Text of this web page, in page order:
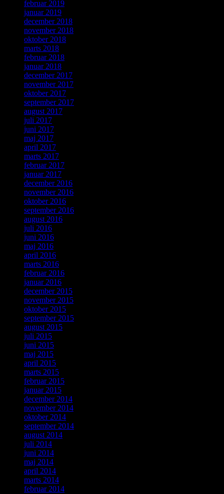
februar 2019
januar 2019
december 2018
november 2018
oktober 2018
marts 2018
februar 2018
januar 2018
december 2017
november 2017
oktober 2017
september 2017
august 2017
juli 2017
juni 2017
maj 2017
april 2017
marts 2017
februar 2017
januar 2017
december 2016
november 2016
oktober 2016
september 2016
august 2016
juli 2016
juni 2016
maj 2016
april 2016
marts 2016
februar 2016
januar 2016
december 2015
november 2015
oktober 2015
september 2015
august 2015
juli 2015
juni 2015
maj 2015
april 2015
marts 2015
februar 2015
januar 2015
december 2014
november 2014
oktober 2014
september 2014
august 2014
juli 2014
juni 2014
maj 2014
april 2014
marts 2014
februar 2014